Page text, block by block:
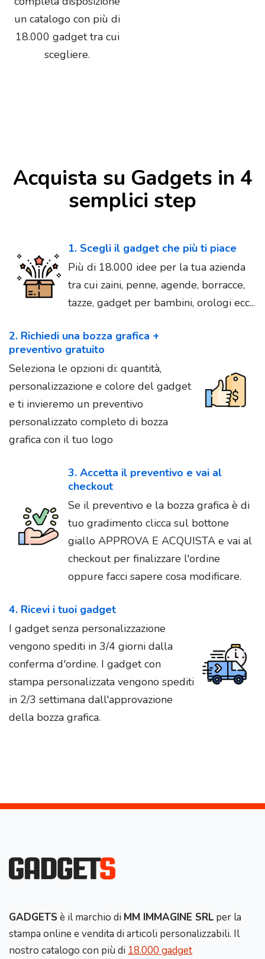
un catalogo con più di
18.000 gadget tra cui
scegliere.
Acquista su Gadgets in 4
semplici step
1. Scegli il gadget che più ti piace
Più di 18.000 idee per la tua azienda
tra cui zaini, penne, agende, borracce,
tazze, gadget per bambini, orologi ecc...
2. Richiedi una bozza grafica +
preventivo gratuito
Seleziona le opzioni di: quantità,
personalizzazione e colore del gadget
e ti invieremo un preventivo
personalizzato completo di bozza
grafica con il tuo logo
3. Accetta il preventivo e vai al
checkout
Se il preventivo e la bozza grafica è di
tuo gradimento clicca sul bottone
giallo APPROVA E ACQUISTA e vai al
checkout per finalizzare l'ordine
oppure facci sapere cosa modificare.
4. Ricevi i tuoi gadget
I gadget senza personalizzazione
vengono spediti in 3/4 giorni dalla
conferma d'ordine. I gadget con
stampa personalizzata vengono spediti
in 2/3 settimana dall'approvazione
della bozza grafica.
GADGETS è il marchio di MM IMMAGINE SRL per la
stampa online e vendita di articoli personalizzabili. Il
nostro catalogo con più di 18.000 gadget